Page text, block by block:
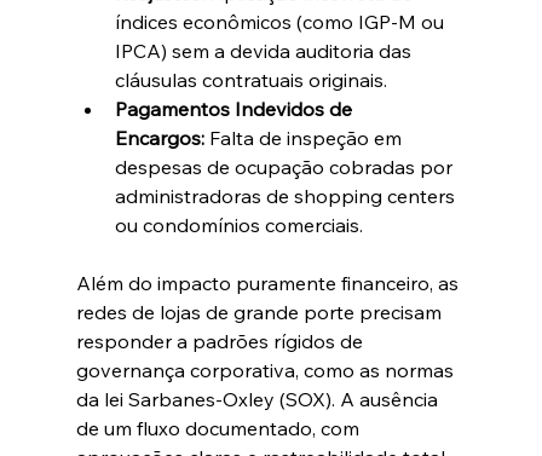
índices econômicos (como IGP-M ou
IPCA) sem a devida auditoria das
cláusulas contratuais originais.
Pagamentos Indevidos de
Encargos: Falta de inspeção em
despesas de ocupação cobradas por
administradoras de shopping centers
ou condomínios comerciais.
Além do impacto puramente financeiro, as
redes de lojas de grande porte precisam
responder a padrões rígidos de
governança corporativa, como as normas
da lei Sarbanes-Oxley (SOX). A ausência
de um fluxo documentado, com